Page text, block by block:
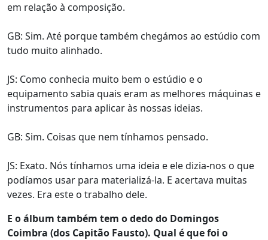
em relação à composição.
GB: Sim. Até porque também chegámos ao estúdio com
tudo muito alinhado.
JS: Como conhecia muito bem o estúdio e o
equipamento sabia quais eram as melhores máquinas e
instrumentos para aplicar às nossas ideias.
GB: Sim. Coisas que nem tínhamos pensado.
JS: Exato. Nós tínhamos uma ideia e ele dizia-nos o que
podíamos usar para materializá-la. E acertava muitas
vezes. Era este o trabalho dele.
E o álbum também tem o dedo do Domingos
Coimbra (dos Capitão Fausto). Qual é que foi o